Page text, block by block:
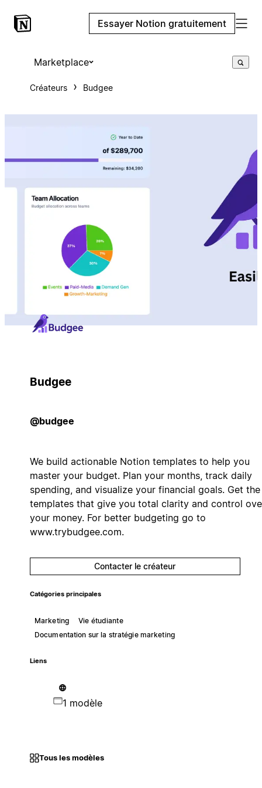
Essayer Notion gratuitement
Marketplace
Créateurs Budgee
Budgee
@budgee
We build actionable Notion templates to help you
master your budget. Plan your months, track daily
spending, and visualize your financial goals. Get the
templates that give you total clarity and control
your money. For better budgeting go to
www.trybudgee.com.
Contacter le créateur
Catégories principales
Marketing
Vie étudiante
Documentation sur la stratégie marketing
Liens
1 modèle
Tous les modèles